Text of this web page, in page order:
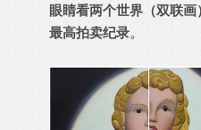
眼睛看两个世界（双联
最高拍卖纪录。